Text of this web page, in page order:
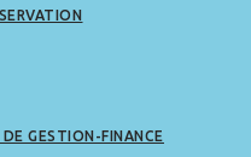
GESTION-FINANCE